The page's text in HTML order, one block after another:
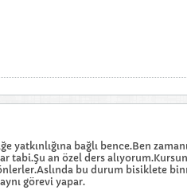
yatkınlığına bağlı bence.Ben
tabi.Şu an özel ders
bu durum bisiklete
görevi yapar.